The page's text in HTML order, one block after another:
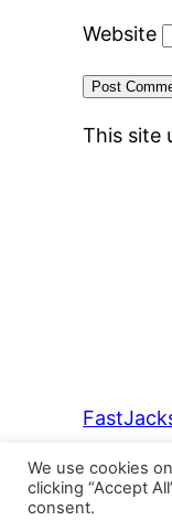
Website
This site
We use cookies
clicking “Accept
consent.